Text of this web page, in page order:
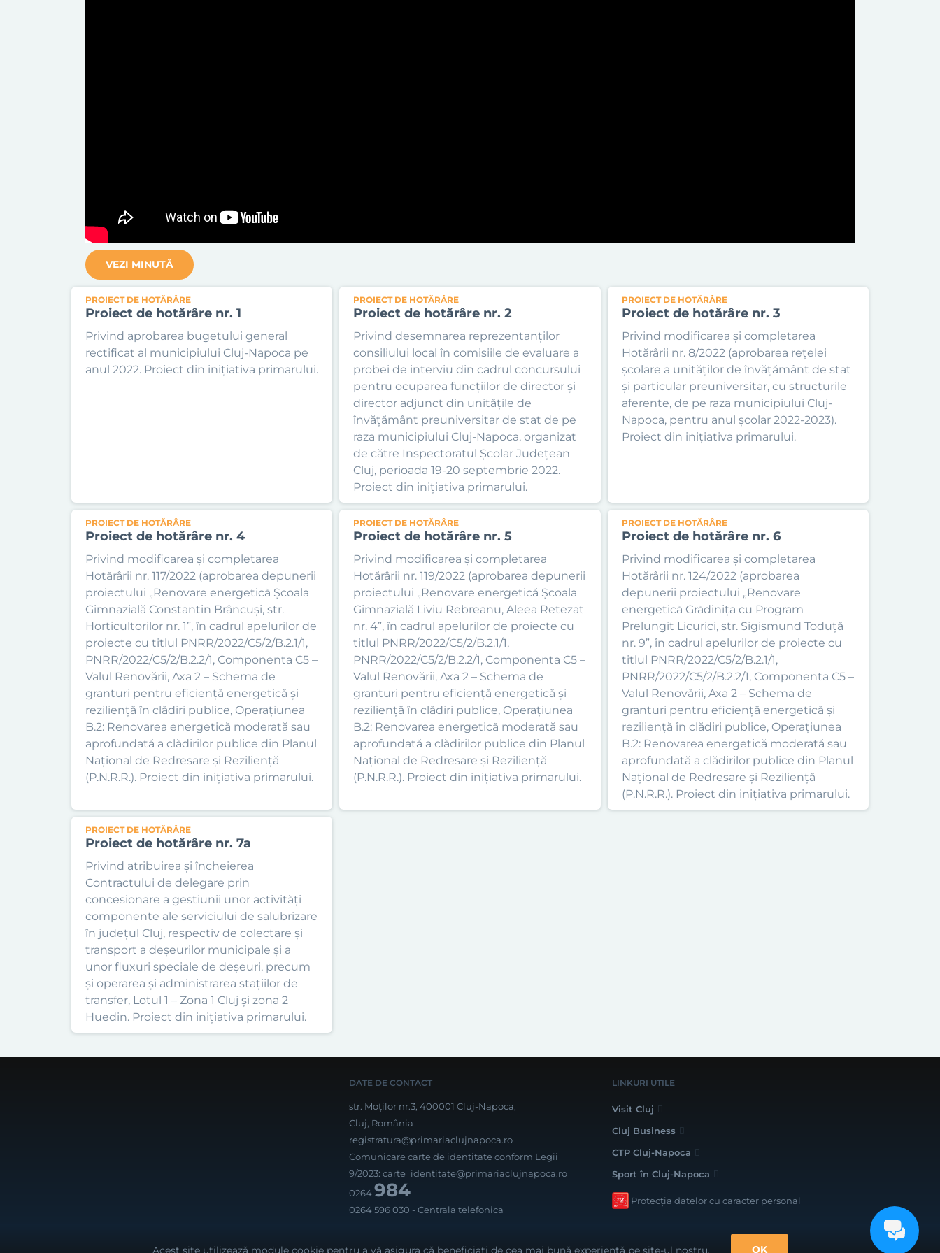
VEZI MINUTĂ
PROIECT DE HOTĂRÂRE
Proiect de hotărâre nr. 1
Privind aprobarea bugetului general
rectificat al municipiului Cluj-Napoca pe
anul 2022. Proiect din inițiativa primarului.
PROIECT DE HOTĂRÂRE
Proiect de hotărâre nr. 2
Privind desemnarea reprezentanților
consiliului local în comisiile de evaluare a
probei de interviu din cadrul concursului
pentru ocuparea funcțiilor de director și
director adjunct din unitățile de
învățământ preuniversitar de stat de pe
raza municipiului Cluj-Napoca, organizat
de către Inspectoratul Școlar Județean
Cluj, perioada 19-20 septembrie 2022.
Proiect din inițiativa primarului.
PROIECT DE HOTĂRÂRE
Proiect de hotărâre nr. 3
Privind modificarea și completarea
Hotărârii nr. 8/2022 (aprobarea rețelei
școlare a unităților de învățământ de stat
și particular preuniversitar, cu structurile
aferente, de pe raza municipiului Cluj-
Napoca, pentru anul școlar 2022-2023).
Proiect din inițiativa primarului.
PROIECT DE HOTĂRÂRE
Proiect de hotărâre nr. 4
Privind modificarea și completarea
Hotărârii nr. 117/2022 (aprobarea depunerii
proiectului „Renovare energetică Școala
Gimnazială Constantin Brâncuși, str.
Horticultorilor nr. 1”, în cadrul apelurilor de
proiecte cu titlul PNRR/2022/C5/2/B.2.1/1,
PNRR/2022/C5/2/B.2.2/1, Componenta C5 –
Valul Renovării, Axa 2 – Schema de
granturi pentru eficiență energetică și
reziliență în clădiri publice, Operațiunea
B.2: Renovarea energetică moderată sau
aprofundată a clădirilor publice din Planul
Național de Redresare și Reziliență
(P.N.R.R.). Proiect din inițiativa primarului.
PROIECT DE HOTĂRÂRE
Proiect de hotărâre nr. 5
Privind modificarea și completarea
Hotărârii nr. 119/2022 (aprobarea depunerii
proiectului „Renovare energetică Școala
Gimnazială Liviu Rebreanu, Aleea Retezat
nr. 4”, în cadrul apelurilor de proiecte cu
titlul PNRR/2022/C5/2/B.2.1/1,
PNRR/2022/C5/2/B.2.2/1, Componenta C5 –
Valul Renovării, Axa 2 – Schema de
granturi pentru eficiență energetică și
reziliență în clădiri publice, Operațiunea
B.2: Renovarea energetică moderată sau
aprofundată a clădirilor publice din Planul
Național de Redresare și Reziliență
(P.N.R.R.). Proiect din inițiativa primarului.
PROIECT DE HOTĂRÂRE
Proiect de hotărâre nr. 6
Privind modificarea și completarea
Hotărârii nr. 124/2022 (aprobarea
depunerii proiectului „Renovare
energetică Grădinița cu Program
Prelungit Licurici, str. Sigismund Toduță
nr. 9”, în cadrul apelurilor de proiecte cu
titlul PNRR/2022/C5/2/B.2.1/1,
PNRR/2022/C5/2/B.2.2/1, Componenta C5 –
Valul Renovării, Axa 2 – Schema de
granturi pentru eficiență energetică și
reziliență în clădiri publice, Operațiunea
B.2: Renovarea energetică moderată sau
aprofundată a clădirilor publice din Planul
Național de Redresare și Reziliență
(P.N.R.R.). Proiect din inițiativa primarului.
PROIECT DE HOTĂRÂRE
Proiect de hotărâre nr. 7a
Privind atribuirea și încheierea
Contractului de delegare prin
concesionare a gestiunii unor activități
componente ale serviciului de salubrizare
în județul Cluj, respectiv de colectare și
transport a deșeurilor municipale și a
unor fluxuri speciale de deșeuri, precum
și operarea și administrarea stațiilor de
transfer, Lotul 1 – Zona 1 Cluj și zona 2
Huedin. Proiect din inițiativa primarului.
DATE DE CONTACT
str. Moților nr.3, 400001 Cluj-Napoca,
Cluj, România
registratura@primariaclujnapoca.ro
Comunicare carte de identitate conform Legii
9/2023: carte_identitate@primariaclujnapoca.ro
0264984
0264 596 030 - Centrala telefonica
LINKURI UTILE
Visit Cluj
Cluj Business
CTP Cluj-Napoca
Sport în Cluj-Napoca
Protecția datelor cu caracter personal
Realizat cu bune intenții de către
Acest site utilizează module cookie pentru a vă asigura că beneficiați de cea mai bună experiență pe site-ul nostru. OK